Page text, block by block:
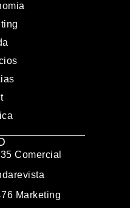
Comercial
Marketing